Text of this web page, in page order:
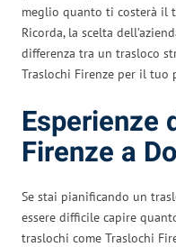
meglio quanto ti costerà il
Ricorda, la scelta
differenza tra un trasloco
Traslochi Firenze per il tuo
Esperienze
Firenze a
Se stai pianificando un
essere difficile capire
traslochi come Traslochi